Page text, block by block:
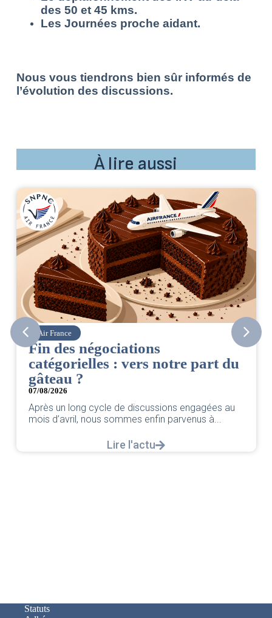
des 50 et 45 kms.
Les Journées proche aidant.
Nous vous tiendrons bien sûr informés de
l’évolution des discussions.
À lire aussi
Corsair
CSE. Juillet 2026
06/08/2026 ACCÈS RESTREINT
Retrouvez le compte rendu du CSE de juillet
par votre équipe SNPNC-FO Corsair. ...
Lire l'actu
Statuts